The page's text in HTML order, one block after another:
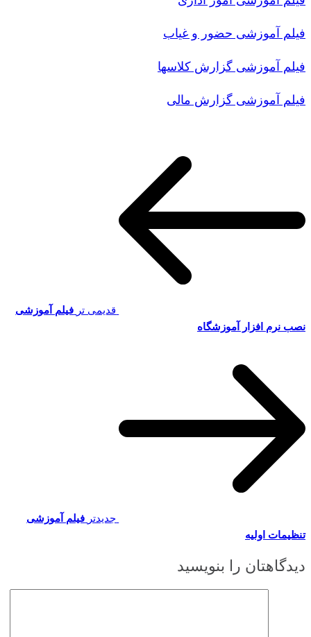
فیلم آموزشی حضور و غیاب
فیلم آموزشی گزارش کلاسها
فیلم آموزشی گزارش مالی
قدیمی تر فیلم آموزشی
نصب نرم افزار آموزشگاه
جدیدتر فیلم آموزشی
تنظیمات اولیه
دیدگاهتان را بنویسید